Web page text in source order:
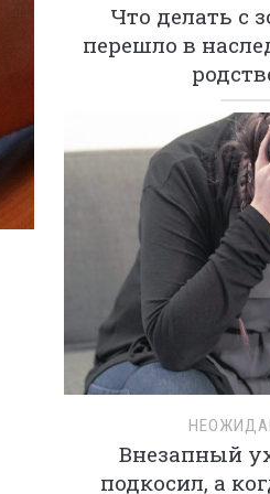
Что делать с
перешло в
Внезапный
подкосил, а